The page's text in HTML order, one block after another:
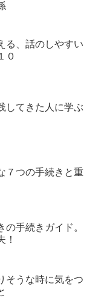
る、話のしやすい
０
してきた人に学ぶ
７つの手続きと重
の手続きガイド。
！
そうな時に気をつ